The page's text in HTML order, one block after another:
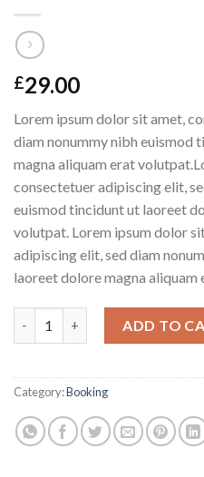
£29.00
Lorem ipsum dolor sit amet,
diam nonummy nibh euismod
magna aliquam erat
consectetuer adipiscing elit,
euismod tincidunt ut laoreet
volutpat. Lorem ipsum dolor
adipiscing elit, sed diam
laoreet dolore magna aliquam
ADD TO
Category:Booking